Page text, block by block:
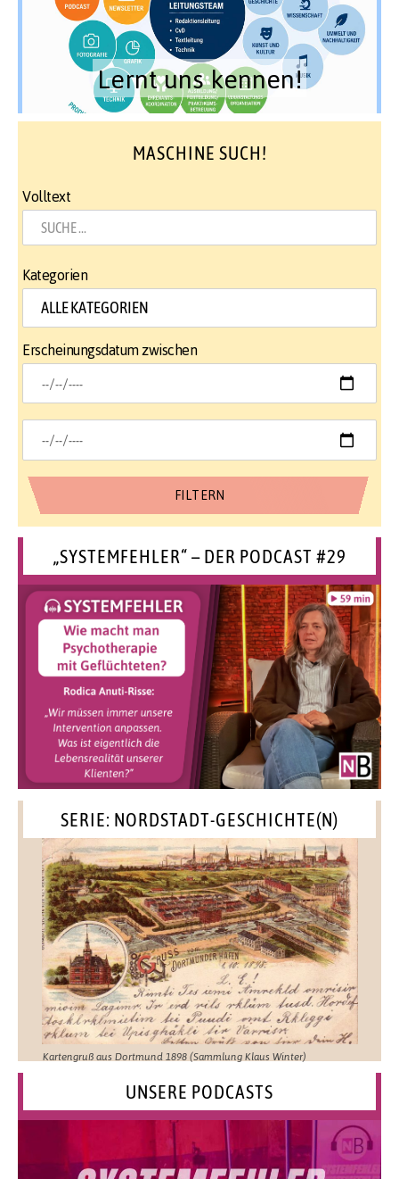
Lernt uns kennen!
MASCHINE SUCH!
Volltext
Kategorien
Erscheinungsdatum zwischen
„SYSTEMFEHLER“ – DER PODCAST #29
SERIE: NORDSTADT-GESCHICHTE(N)
Kartengruß aus Dortmund 1898 (Sammlung Klaus Winter)
UNSERE PODCASTS